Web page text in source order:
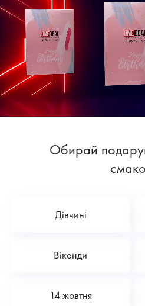
Обирай
Дівчині
Вікенди
14 жовтня